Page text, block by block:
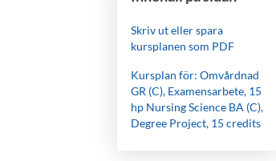
Skriv ut eller spara
kursplanen som PDF
Kursplan för: Omvårdnad
GR (C), Examensarbete, 15
hp Nursing Science BA (C),
Degree Project, 15 credits